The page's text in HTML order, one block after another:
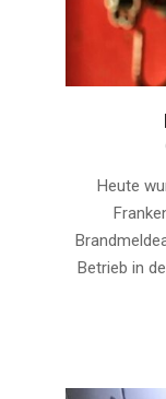
Heute
Betrieb in